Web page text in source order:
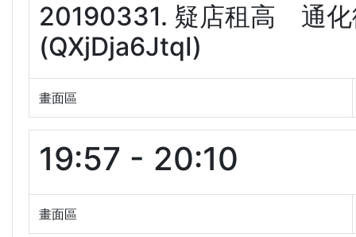
20190331. 疑店租高 通化
(QXjDja6JtqI)
畫面區
19:57 - 20:10
畫面區